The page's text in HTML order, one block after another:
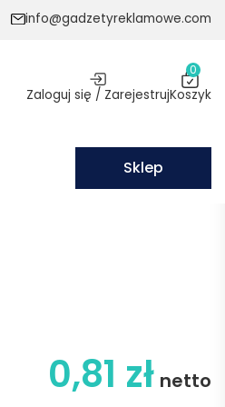
info@gadzetyreklamowe.com
Zaloguj się / Zarejestruj
0
Koszyk
Sklep
0,81 zł netto